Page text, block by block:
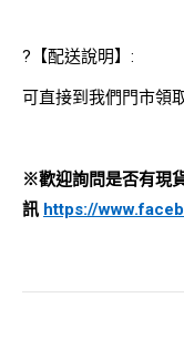
?【配送說明】:
可直接到我們門市領
※歡迎詢問是否有現
訊 https://